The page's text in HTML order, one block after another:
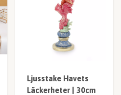
Ljusstake Havets
Läckerheter | 30cm